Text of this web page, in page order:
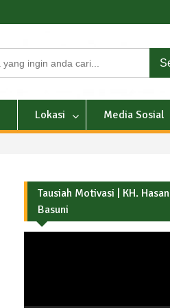
Lokasi Media Sosial
Tausiah Motivasi | KH. Hasan
Basuni